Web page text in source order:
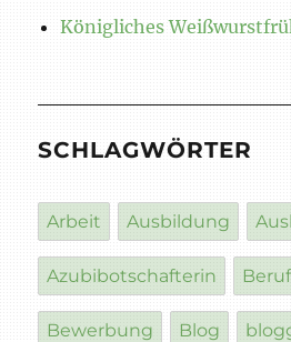
Königliches
SCHLAGWÖRTER
Arbeit Ausbildung
Azubibotschafterin
Bewerbung Blog